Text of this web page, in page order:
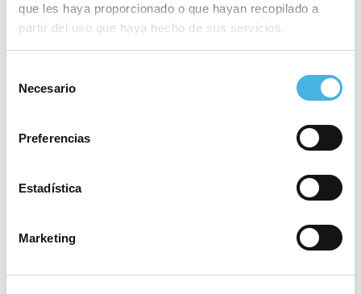
que les haya proporcionado o que hayan recopilado a
partir del uso que haya hecho de sus servicios.
Necesario
Preferencias
Estadística
Marketing
fundamental para el desarrollo de nuestros ciclistas
y que debe contar con todo lo necesario para que
estos acometan su preparación de cara a las citas
internacionales en óptimas condiciones”, comentó
Antes de poner en marcha esta ayuda, la Fundación
CEAR desde 2020. Con las mismas, la RFEC pudo
comprar una moto eléctrica y un vehículo, además